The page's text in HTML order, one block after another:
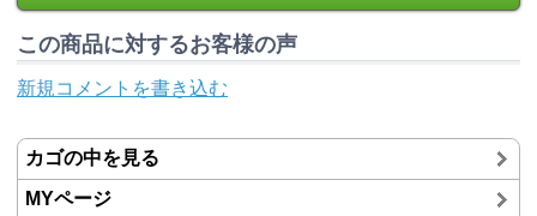
この商品に対するお客様の声
新規コメントを書き込む
カゴの中を見る
MYページ